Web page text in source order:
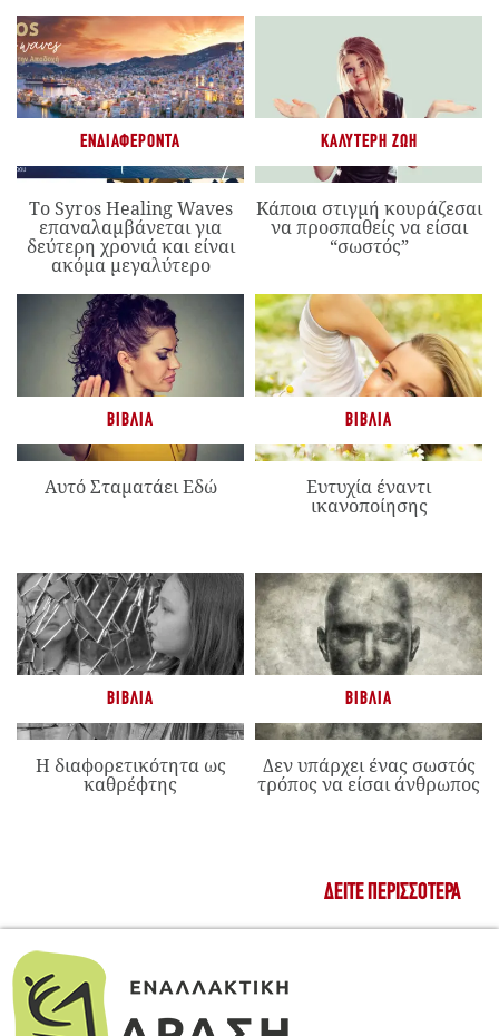
ΕΝΔΙΑΦΈΡΟΝΤΑ
Το Syros Healing Waves
επαναλαμβάνεται για
δεύτερη χρονιά και είναι
ακόμα μεγαλύτερο
ΚΑΛΎΤΕΡΗ ΖΩΉ
Κάποια στιγμή κουράζεσαι
να προσπαθείς να είσαι
“σωστός”
ΒΙΒΛΊΑ
Αυτό Σταματάει Εδώ
ΒΙΒΛΊΑ
Ευτυχία έναντι
ικανοποίησης
ΒΙΒΛΊΑ
Η διαφορετικότητα ως
καθρέφτης
ΒΙΒΛΊΑ
Δεν υπάρχει ένας σωστός
τρόπος να είσαι άνθρωπος
ΔΕΊΤΕ ΠΕΡΙΣΣΌΤΕΡΑ